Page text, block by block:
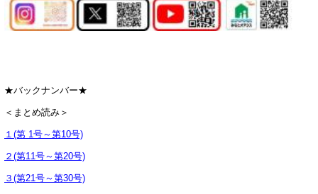
★バックナンバー★
＜まとめ読み＞
１(第 1号～第10号)
２(第11号～第20号)
３(第21号～第30号)